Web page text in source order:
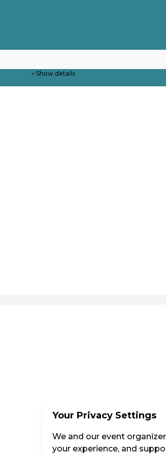
Show details
Your Privacy Settings
We and our event
your experience, and